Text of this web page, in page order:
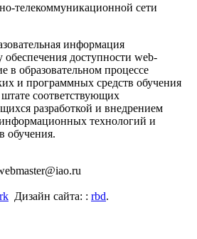
телекоммуникационной сети
информация
обеспечения доступности web-
в образовательном процессе
и программных средств обучения
соответствующих
разработкой и внедрением
технологий и
обучения.
Дизайн сайта: : rbd.